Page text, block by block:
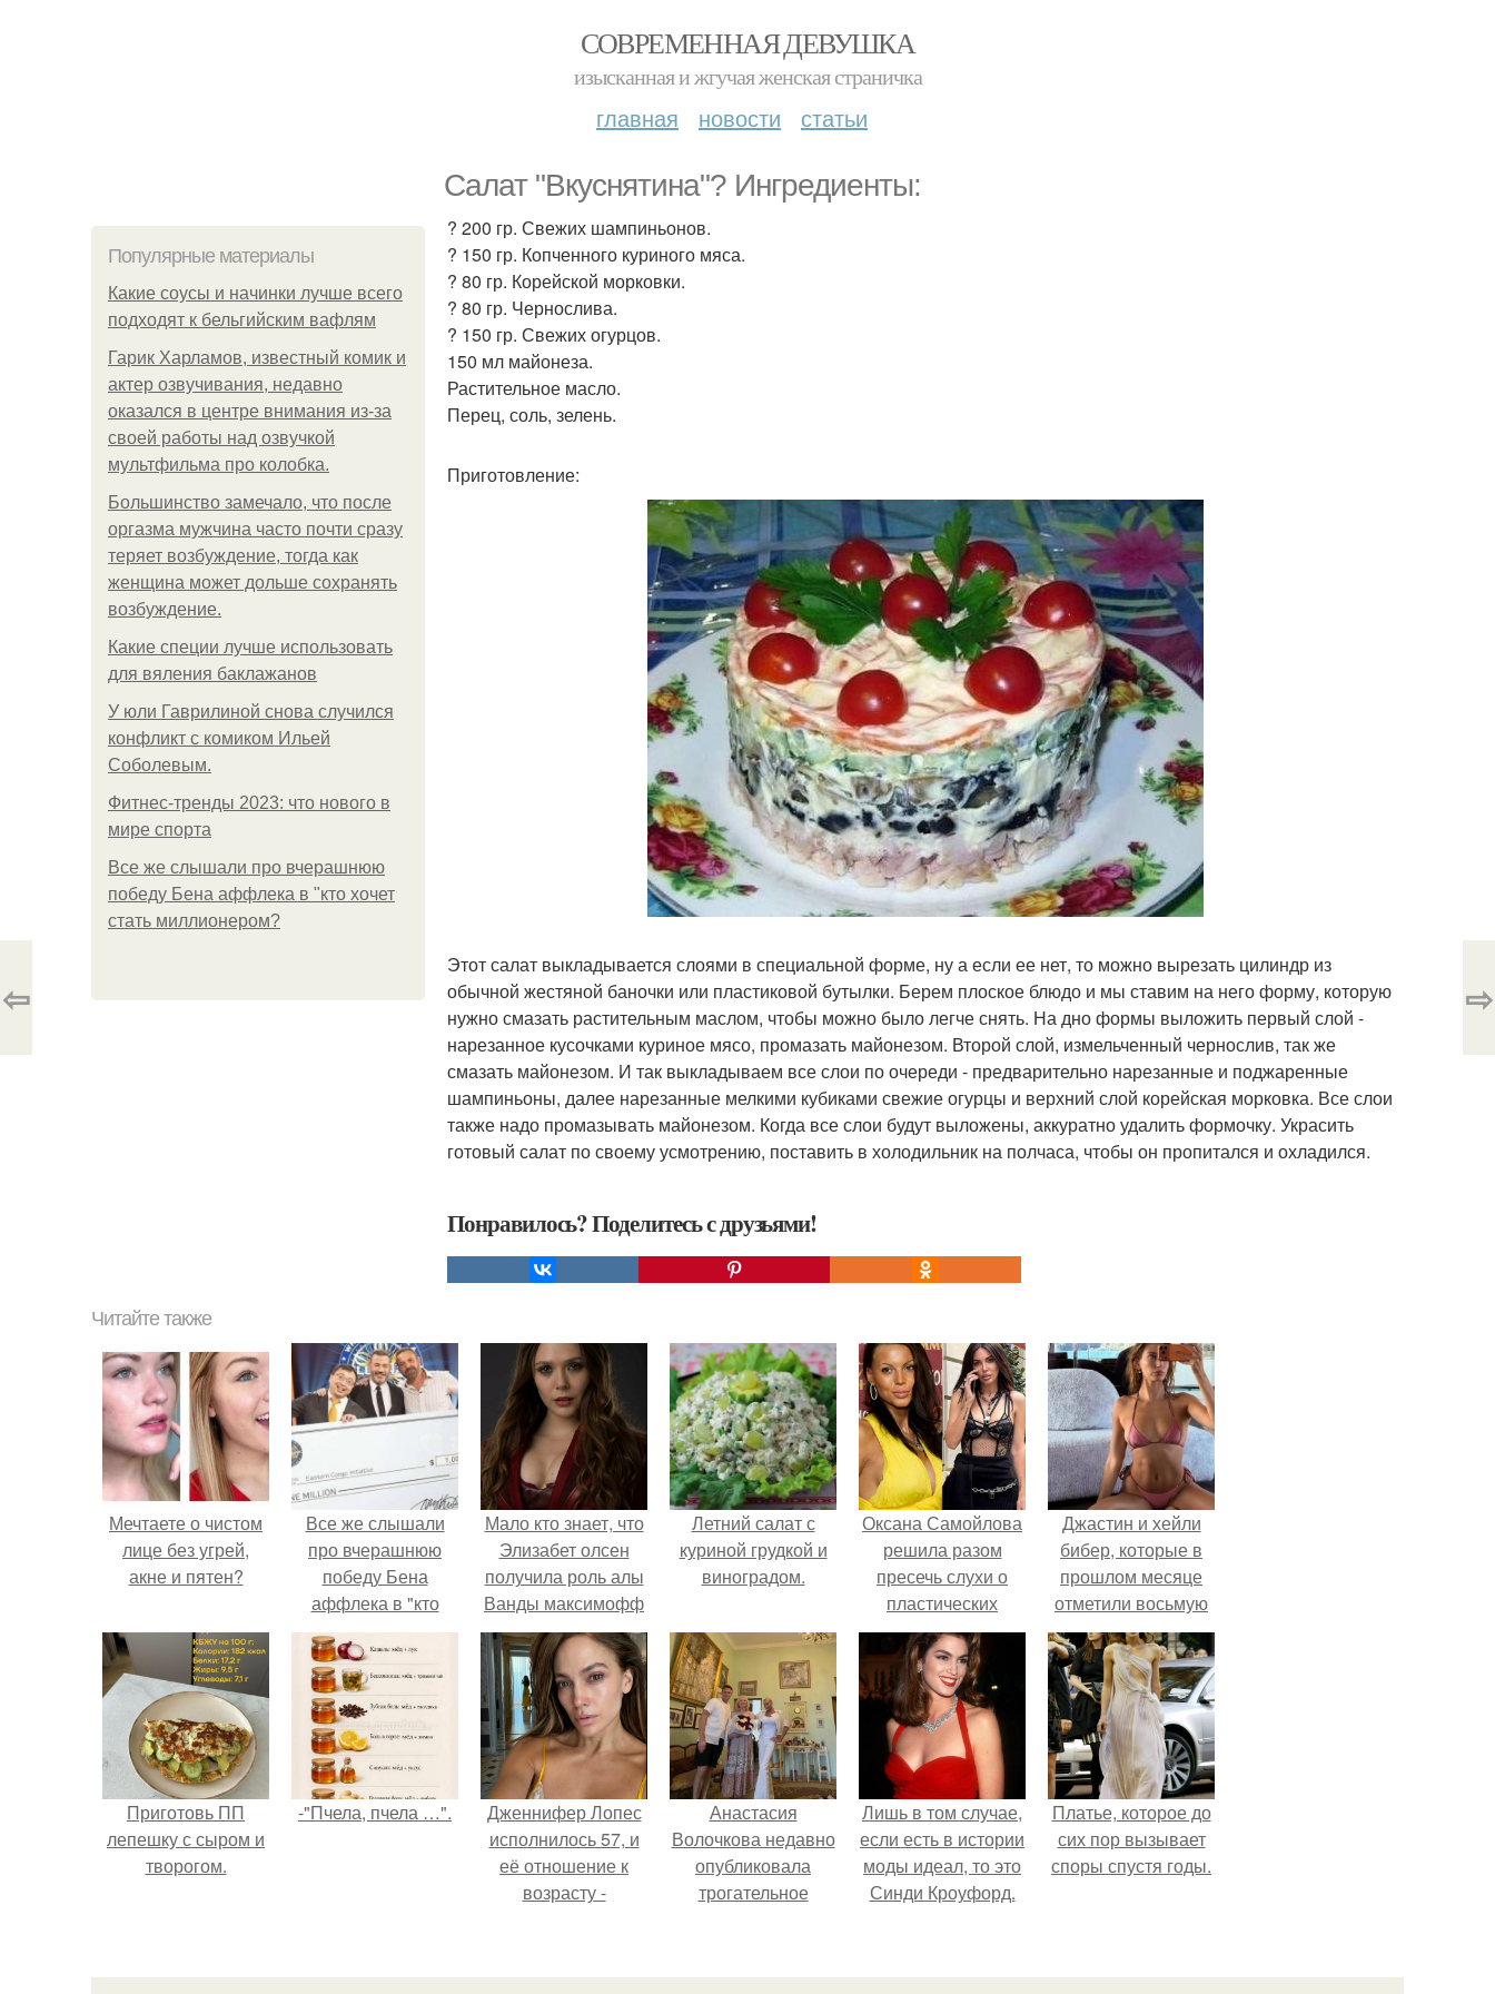
СОВРЕМЕННАЯ ДЕВУШКА
изысканная и жгучая женская страничка
главная новости статьи
Салат "Вкуснятина"? Ингредиенты:
Популярные материалы
Какие соусы и начинки лучше всего
подходят к бельгийским вафлям
Гарик Харламов, известный комик и
актер озвучивания, недавно
оказался в центре внимания из-за
своей работы над озвучкой
мультфильма про колобка.
Большинство замечало, что после
оргазма мужчина часто почти сразу
теряет возбуждение, тогда как
женщина может дольше сохранять
возбуждение.
Какие специи лучше использовать
для вяления баклажанов
У юли Гаврилиной снова случился
конфликт с комиком Ильей
Соболевым.
Фитнес-тренды 2023: что нового в
мире спорта
Все же слышали про вчерашнюю
победу Бена аффлека в "кто хочет
стать миллионером?
? 200 гр. Свежих шампиньонов.
? 150 гр. Копченного куриного мяса.
? 80 гр. Корейской морковки.
? 80 гр. Чернослива.
? 150 гр. Свежих огурцов.
150 мл майонеза.
Растительное масло.
Перец, соль, зелень.
Приготовление:
Этот салат выкладывается слоями в специальной форме, ну а если ее нет, то можно вырезать цилиндр из
обычной жестяной баночки или пластиковой бутылки. Берем плоское блюдо и мы ставим на него форму, которую
нужно смазать растительным маслом, чтобы можно было легче снять. На дно формы выложить первый слой -
нарезанное кусочками куриное мясо, промазать майонезом. Второй слой, измельченный чернослив, так же
смазать майонезом. И так выкладываем все слои по очереди - предварительно нарезанные и поджаренные
шампиньоны, далее нарезанные мелкими кубиками свежие огурцы и верхний слой корейская морковка. Все слои
также надо промазывать майонезом. Когда все слои будут выложены, аккуратно удалить формочку. Украсить
готовый салат по своему усмотрению, поставить в холодильник на полчаса, чтобы он пропитался и охладился.
Понравилось? Поделитесь с друзьями!
⇦ ⇨
Читайте также
Мечтаете о чистом
лице без угрей,
акне и пятен?
Все же слышали
про вчерашнюю
победу Бена
аффлека в "кто
хочет стать
миллионером?
Мало кто знает, что
Элизабет олсен
получила роль алы
Ванды максимофф
не сразу.
Летний салат с
куриной грудкой и
виноградом.
Оксана Самойлова
решила разом
пресечь слухи о
пластических
операциях и
публично
прояснила
ситуацию.
Джастин и хейли
бибер, которые в
прошлом месяце
отметили восьмую
годовщину
помолвки, показали
новые фото с
совместного
отдыха.
Приготовь ПП
лепешку с сыром и
творогом.
-"Пчела, пчела …".
Дженнифер Лопес
исполнилось 57, и
её отношение к
возрасту -
уверенности: "не
Анастасия
Волочкова недавно
опубликовала
трогательное
которой она
Лишь в том случае,
если есть в истории
моды идеал, то это
Синди Кроуфорд.
Платье, которое до
сих пор вызывает
споры спустя годы.